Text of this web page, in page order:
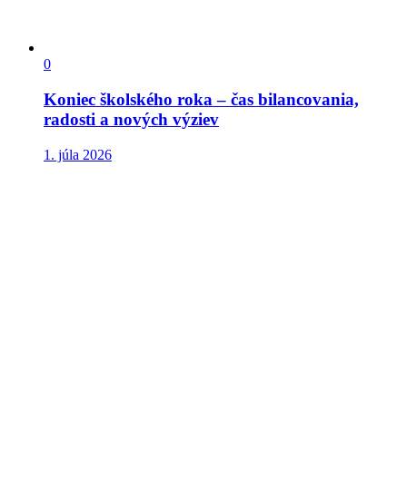
0
Koniec školského roka – čas bilancovania,
radosti a nových výziev
1. júla 2026